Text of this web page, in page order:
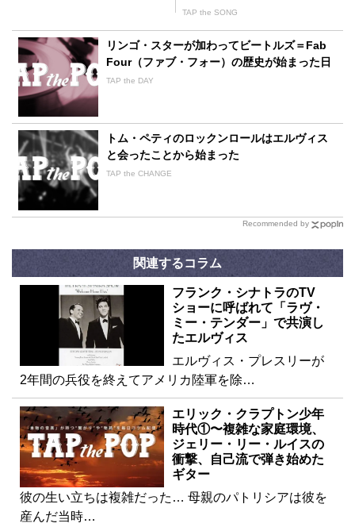
ホテル」
TAP the SONG
リンゴ・スターが加わってビートルズ＝Fab
Four（ファブ・フォー）の歴史が始まった日
TAP the DAY
トム・ペティのロックンロールはエルヴィス
と会ったことから始まった
TAP the CHANGE
Recommended by
関連するコラム
フランク・シナトラのTV
ショーに呼ばれて「ラヴ・
ミー・テンダー」で共演し
たエルヴィス
エルヴィス・プレスリーが
2年間の兵役を終えてアメリカ陸軍を除…
エリック・クラプトン少年
時代①〜複雑な家庭環境、
ジェリー・リー・ルイスの
衝撃、自己流で弾き始めた
ギター
彼の生い立ちは複雑だった… 母親のパトリシアは彼を
産んだ当時…